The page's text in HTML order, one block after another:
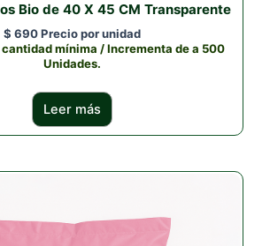
Bio de 40 X 45 CM Transparente
$ 690 Precio por unidad
mínima / Incrementa de a 500
Unidades.
Leer más